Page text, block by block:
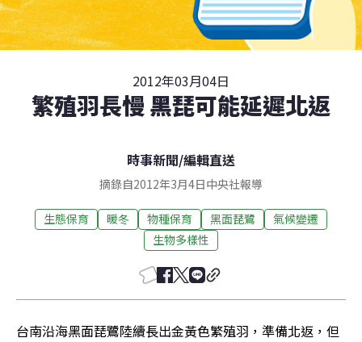
2012年03月04日
繁殖羽長慢 黑琵可能延遲北返
時事新聞/編輯直送
摘錄自2012年3月4日中央社報導
生態保育 暖冬 物種保育 黑面琵鷺
氣候變遷
生物多樣性
台南沿海黑面琵鷺陸續長出金黃色繁殖羽，準備北返，但